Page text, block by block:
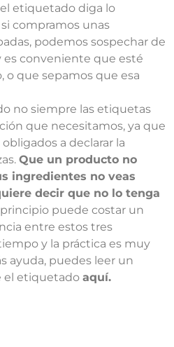
etiquetado diga lo
compramos unas
podemos sospechar de
es conveniente que esté
o que sepamos que esa
no siempre las etiquetas
que necesitamos, ya que
a declarar la
Que un producto no
ingredientes no veas
decir que no lo tenga
principio puede costar un
entre estos tres
y la práctica es muy
ayuda, puedes leer un
el etiquetado aquí.